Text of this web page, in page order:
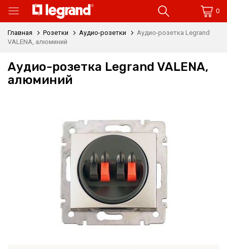
0
Главная Розетки Аудио-розетки
Аудио-розетка Legrand
VALENA, алюминий
Аудио-розетка Legrand VALENA,
алюминий